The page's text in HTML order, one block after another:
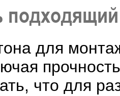
для
что для